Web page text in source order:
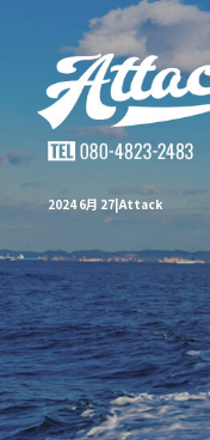
2024 6月 27|Attack